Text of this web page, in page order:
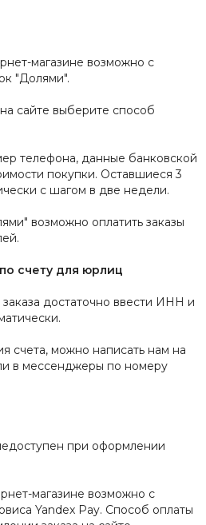
магазине возможно c
"Долями".
сайте выберите способ
телефона, данные банковской
покупки. Оставшиеся 3
с шагом в две недели.
возможно оплатить заказы
счету для юрлиц
достаточно ввести ИНН и
счета, можно написать нам на
в мессенджеры по номеру
при оформлении
магазине возможно c
Yandex Pay. Способ оплаты